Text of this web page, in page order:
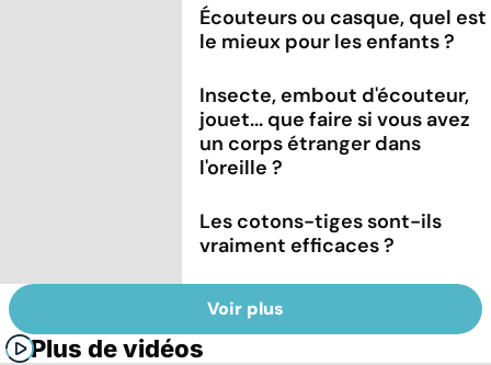
Écouteurs ou casque, quel est
le mieux pour les enfants ?
Insecte, embout d'écouteur,
jouet... que faire si vous avez
un corps étranger dans
l'oreille ?
Les cotons-tiges sont-ils
vraiment efficaces ?
Voir plus
Plus de vidéos